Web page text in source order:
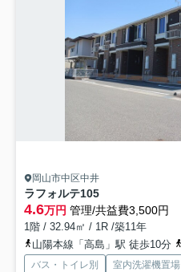
岡山市中区中井
ラフォルテ105
4.6万円 管理/共益費3,500円
1階 / 32.94㎡ / 1R /築11年
山陽本線「高島」駅 徒歩10分
バス・トイレ別 室内洗濯機置場